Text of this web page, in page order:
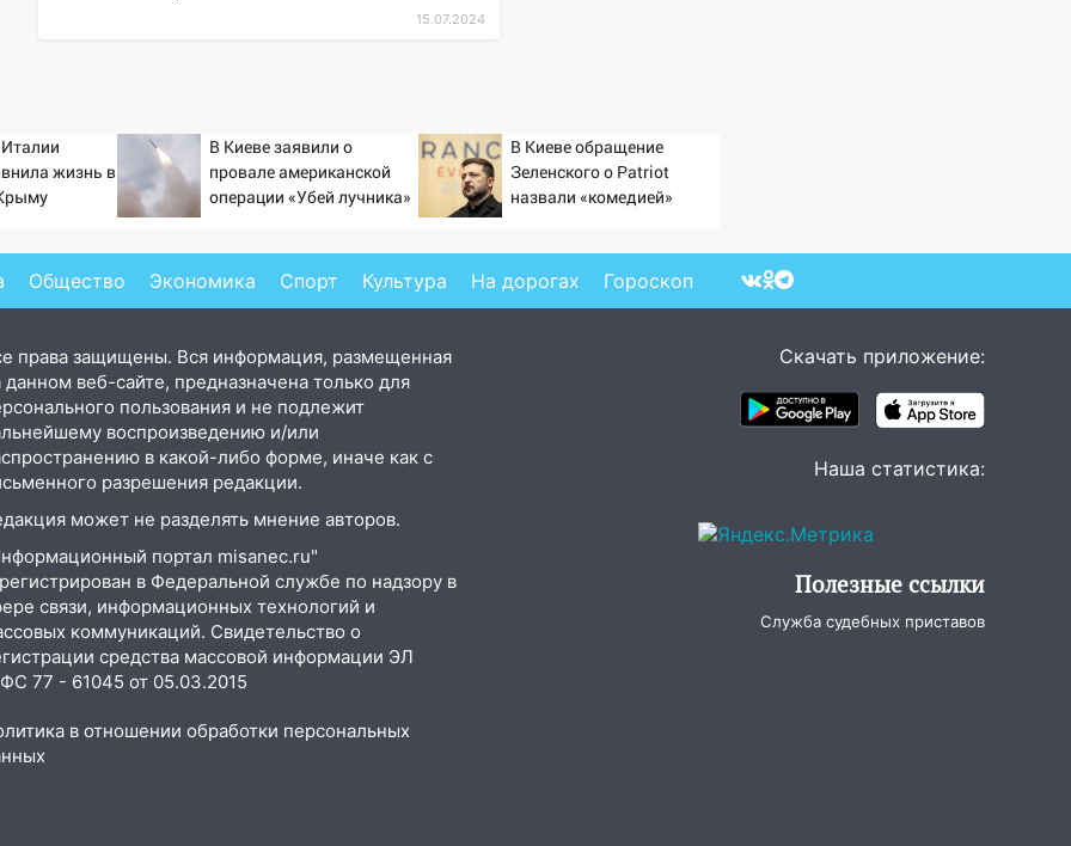
15.07.2024
жизнь в
В Киеве заявили о
провале американской
операции «Убей лучника»
В Киеве обращение
Зеленского о Patriot
назвали «комедией»
Общество Экономика Спорт Культура На дорогах Гороскоп
права защищены. Вся информация, размещенная
данном веб-сайте, предназначена только для
пользования и не подлежит
воспроизведению и/или
в какой-либо форме, иначе как с
разрешения редакции.
может не разделять мнение авторов.
портал misanec.ru"
в Федеральной службе по надзору в
связи, информационных технологий и
коммуникаций. Свидетельство о
средства массовой информации ЭЛ
77 - 61045 от 05.03.2015
в отношении обработки персональных
Скачать приложение:
Наша статистика:
Полезные ссылки
Служба судебных приставов